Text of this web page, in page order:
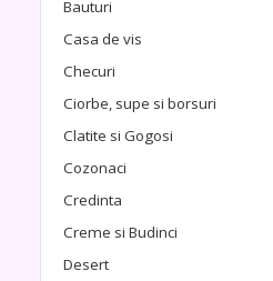
Bauturi
Casa de vis
Checuri
Ciorbe, supe si borsuri
Clatite si Gogosi
Cozonaci
Credinta
Creme si Budinci
Desert